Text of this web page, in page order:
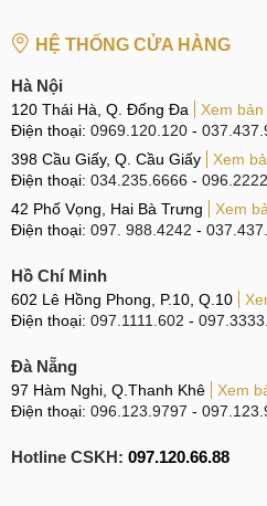
phân tích về chiếc máy tính
OPPO.
Thiết kế
Sản phẩm sở hữu thiết kế
đẹp. Toàn bộ vỏ máy được
khối với mức độ gia công cao.
Màn hình
Về khả năng hiển thị, máy tính
HỆ THỐNG CỬA HÀNG
Hà Nội
120 Thái Hà, Q. Đống Đa
Xem bản
Điện thoại: 0969.120.120 -
398 Cầu Giấy, Q. Cầu Giấy
Xem
Điện thoại: 034.235.6666 -
42 Phố Vọng, Hai Bà Trưng
Xem
Điện thoại: 097. 988.4242 -
Hồ Chí Minh
602 Lê Hồng Phong, P.10, Q.10
Điện thoại: 097.1111.602 -
Đà Nẵng
97 Hàm Nghi, Q.Thanh Khê
Xem
Điện thoại: 096.123.9797 -
Hotline CSKH: 097.120.66.88